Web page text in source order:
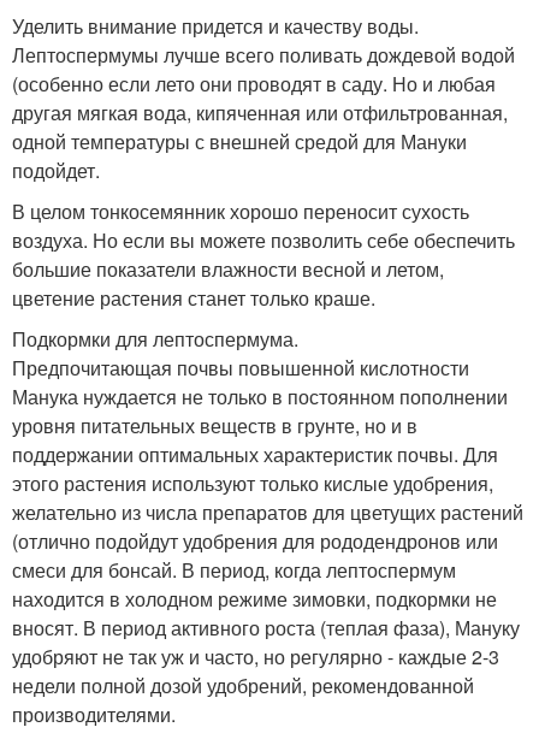
Уделить внимание придется и качеству воды.
Лептоспермумы лучше всего поливать дождевой водой
(особенно если лето они проводят в саду. Но и любая
другая мягкая вода, кипяченная или отфильтрованная,
одной температуры с внешней средой для Мануки
подойдет.
В целом тонкосемянник хорошо переносит сухость
воздуха. Но если вы можете позволить себе обеспечить
большие показатели влажности весной и летом,
цветение растения станет только краше.
Подкормки для лептоспермума.
Предпочитающая почвы повышенной кислотности
Манука нуждается не только в постоянном пополнении
уровня питательных веществ в грунте, но и в
поддержании оптимальных характеристик почвы. Для
этого растения используют только кислые удобрения,
желательно из числа препаратов для цветущих растений
(отлично подойдут удобрения для рододендронов или
смеси для бонсай. В период, когда лептоспермум
находится в холодном режиме зимовки, подкормки не
вносят. В период активного роста (теплая фаза), Мануку
удобряют не так уж и часто, но регулярно - каждые 2-3
недели полной дозой удобрений, рекомендованной
производителями.